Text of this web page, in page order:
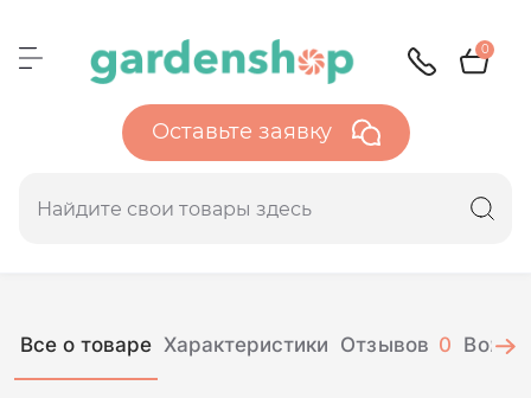
0
Оставьте заявку
Все о товаре Характеристики Отзывов 0